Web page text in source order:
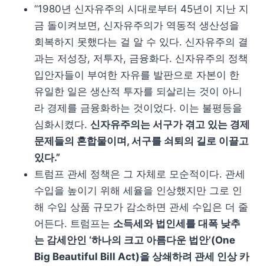
“1980년 신자유주의 시대로부터 45년이 지난 지
금 돌이켜보면, 신자유주의가 역동적 생산성을
회복하지 못했다는 걸 알 수 있다. 신자유주의 결
과는 저성장, 저투자, 금융화다. 신자유주의 정책
입안자들이 부여한 자유를 발판으로 자본이 한
유일한 일은 생산적 투자를 되살리는 것이 아니
라 경제를 금융화하는 것이었다. 이는 불평등을
심화시켰다. 신자유주의는 서구가 겪고 있는 경제
문제들의 혼합물이며, 서구를 쇠퇴의 길로 이끌고
있다.”
트럼프 관세 정책은 그 자체로 모순적이다. 관세
수입을 높이기 위해 세율을 인상했지만 그로 인
해 수입 상품 규모가 감소하면 관세 수입은 더 줄
어든다. 트럼프는 소득세와 법인세를 대폭 낮추
는 감세안인 ‘하나의 크고 아름다운 법안’(One
Big Beautiful Bill Act)을 상쇄하려 관세 인상 카